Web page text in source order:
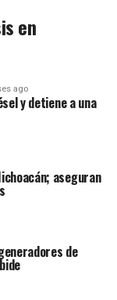
en
ago
y detiene a una
aseguran
de